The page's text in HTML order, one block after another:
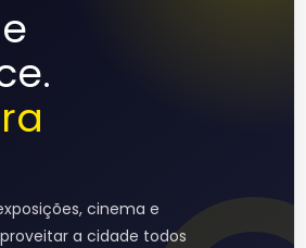
cinema e
a cidade todos